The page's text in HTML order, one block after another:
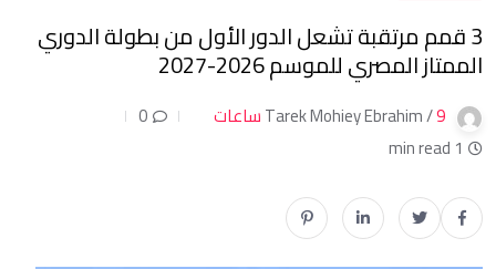
3 قمم مرتقبة تشعل الدور الأول من بطولة الدوري
الممتاز المصري للموسم 2026-2027
Tarek Mohiey Ebrahim /9 ساعات
0
1 min read